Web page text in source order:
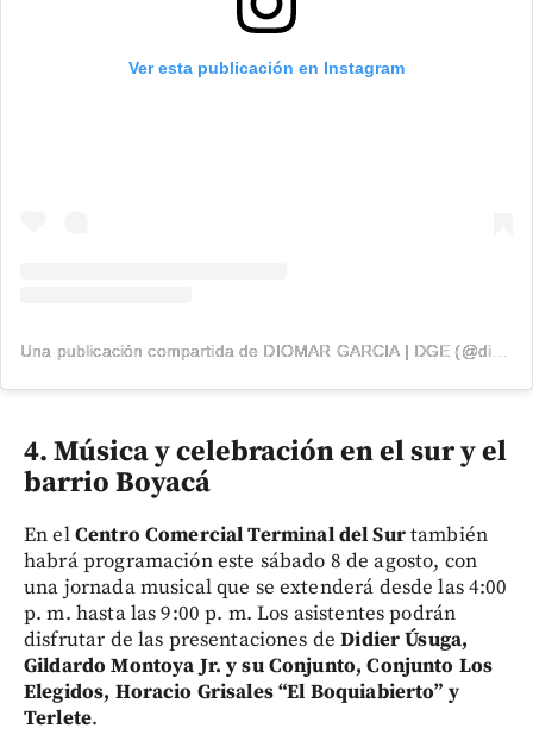
Ver esta publicación en Instagram
Una publicación compartida de DIOMAR GARCIA | DGE (@diomargarcia1)
4. Música y celebración en el sur y el
barrio Boyacá
En elCentro Comercial Terminal del Surtambién
habrá programación este sábado 8 de agosto, con
una jornada musical que se extenderá desde las 4:00
p. m. hasta las 9:00 p. m. Los asistentes podrán
disfrutar de las presentaciones deDidier Úsuga,
Gildardo Montoya Jr. y su Conjunto, Conjunto Los
Elegidos, Horacio Grisales “El Boquiabierto” y
Terlete.